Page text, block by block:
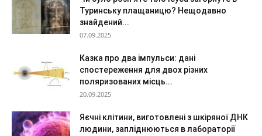
Туринську плащаницю? Нещодавно
знайдений...
07.09.2025
Казка про два імпульси: дані
спостереження для двох різних
поляризованих місць...
20.09.2025
Яєчні клітини, виготовлені з шкіряної ДНК
людини, запліднюються в лабораторії